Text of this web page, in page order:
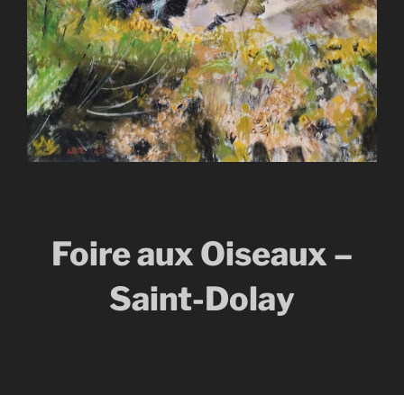
Foire aux Oiseaux –
Saint-Dolay